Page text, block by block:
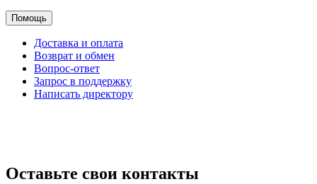
Помощь
Доставка и оплата
Возврат и обмен
Вопрос-ответ
Запрос в поддержку
Написать директору
Оставьте свои контакты